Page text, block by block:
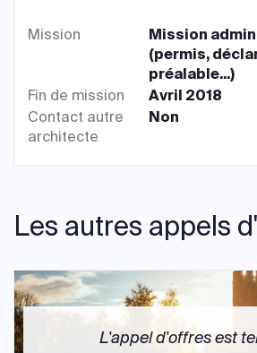
Mission
Mission
(permis,
préalable...)
Fin de mission
Avril 2018
Contact autre
architecte
Non
Les autres appels
L'appel d'offres est